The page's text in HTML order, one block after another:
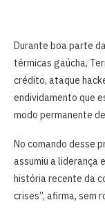
Durante boa parte
térmicas gaúcha,
crédito, ataque
endividamento que
modo permanente
No comando desse
assumiu a liderança
história recente da
crises”, afirma, sem